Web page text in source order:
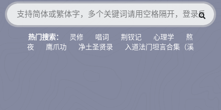
热门搜索： 灵修 唱词 荆钗记 心理学
熬
夜
鹰爪功 净土圣贤录
入道法门坦言合集（溪